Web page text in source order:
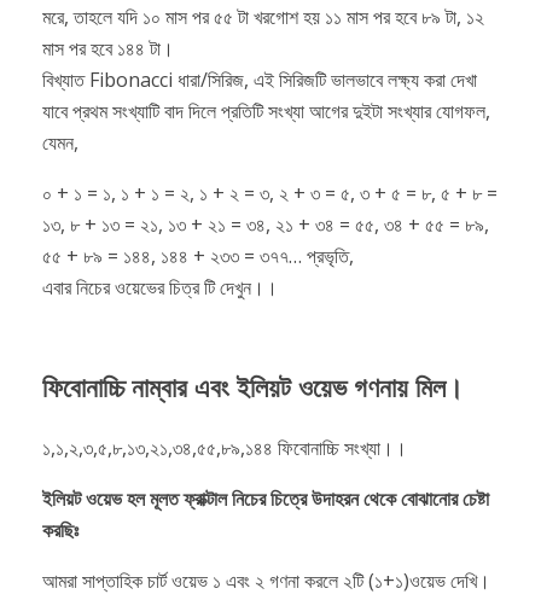
মরে, তাহলে যদি ১০ মাস পর ৫৫ টা খরগোশ হয় ১১ মাস পর হবে ৮৯ টা, ১২
মাস পর হবে ১৪৪ টা।
বিখ্যাত Fibonacci ধারা/সিরিজ, এই সিরিজটি ভালভাবে লক্ষ্য করা দেখা
যাবে প্রথম সংখ্যাটি বাদ দিলে প্রতিটি সংখ্যা আগের দুইটা সংখ্যার যোগফল,
যেমন,
০ + ১ = ১, ১ + ১ = ২, ১ + ২ = ৩, ২ + ৩ = ৫, ৩ + ৫ = ৮, ৫ + ৮ =
১৩, ৮ + ১৩ = ২১, ১৩ + ২১ = ৩৪, ২১ + ৩৪ = ৫৫, ৩৪ + ৫৫ = ৮৯,
৫৫ + ৮৯ = ১৪৪, ১৪৪ + ২৩৩ = ৩৭৭… প্রভৃতি,
এবার নিচের ওয়েভের চিত্র টি দেখুন।।
ফিবোনাচ্চি নাম্বার এবং ইলিয়ট ওয়েভ গণনায় মিল।
১,১,২,৩,৫,৮,১৩,২১,৩৪,৫৫,৮৯,১৪৪ ফিবোনাচ্চি সংখ্যা।।
ইলিয়ট ওয়েভ হল মূলত ফ্রাক্টাল নিচের চিত্রে উদাহরন থেকে বোঝানোর চেষ্টা
করছিঃ
আমরা সাপ্তাহিক চার্ট ওয়েভ ১ এবং ২ গণনা করলে ২টি (১+১)ওয়েভ দেখি।